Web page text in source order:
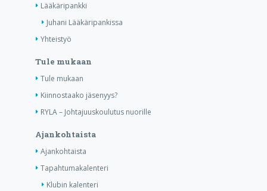
Lääkäripankki
Juhani Lääkäripankissa
Yhteistyö
Tule mukaan
Tule mukaan
Kiinnostaako jäsenyys?
RYLA – Johtajuuskoulutus nuorille
Ajankohtaista
Ajankohtaista
Tapahtumakalenteri
Klubin kalenteri